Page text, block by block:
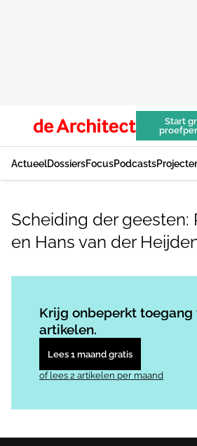
Start
ActueelDossiersFocusPodcasts
Scheiding der geesten:
en Hans van der
Krijg onbeperkt
artikelen.
Lees 1 maand gratis
of lees 2 artikelen per maand